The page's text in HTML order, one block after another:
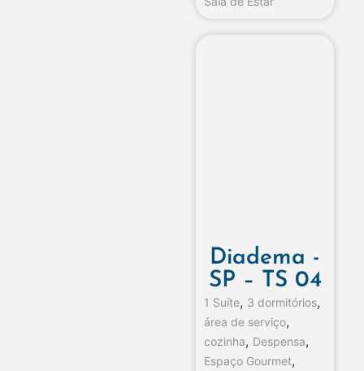
Diadema -
SP – TS 04
1 Suíte, 3 dormitórios,
área de serviço,
cozinha, Despensa,
Espaço Gourmet,